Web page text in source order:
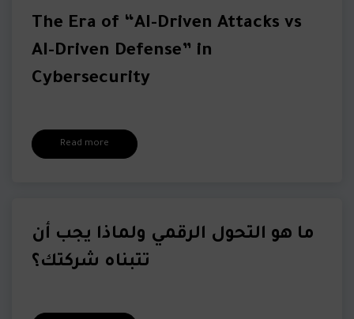
The Era of “AI-Driven Attacks vs
AI-Driven Defense” in
Cybersecurity
Read more
ما هو التحول الرقمي ولماذا يجب أن
تتبناه شركتك؟